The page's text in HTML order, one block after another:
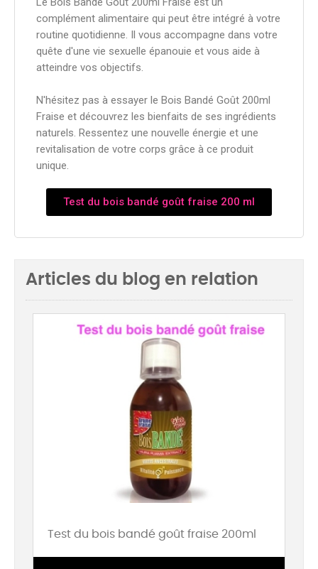
complément alimentaire qui peut être intégré à votre
routine quotidienne. Il vous accompagne dans votre
quête d'une vie sexuelle épanouie et vous aide à
atteindre vos objectifs.
N'hésitez pas à essayer le Bois Bandé Goût 200ml
Fraise et découvrez les bienfaits de ses ingrédients
naturels. Ressentez une nouvelle énergie et une
revitalisation de votre corps grâce à ce produit
unique.
Test du bois bandé goût fraise 200 ml
Articles du blog en relation
Test du bois bandé goût fraise 200ml